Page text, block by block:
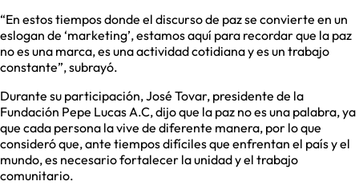
“En estos tiempos donde el discurso de paz se convierte en un
eslogan de ‘marketing’, estamos aquí para recordar que la paz
no es una marca, es una actividad cotidiana y es un trabajo
constante”, subrayó.
Durante su participación, José Tovar, presidente de la
Fundación Pepe Lucas A.C, dijo que la paz no es una palabra, ya
que cada persona la vive de diferente manera, por lo que
consideró que, ante tiempos difíciles que enfrentan el país y el
mundo, es necesario fortalecer la unidad y el trabajo
comunitario.